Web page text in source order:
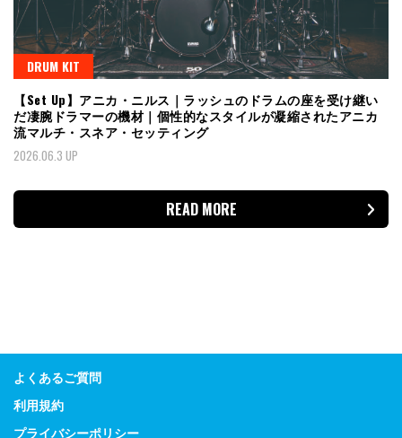
DRUM KIT
【Set Up】アニカ・ニルス｜ラッシュのドラムの座を受け継い
だ凄腕ドラマーの機材｜個性的なスタイルが凝縮されたアニカ
流マルチ・スネア・セッティング
2026.06.3 UP
READ MORE
よくあるご質問
利用規約
プライバシーポリシー